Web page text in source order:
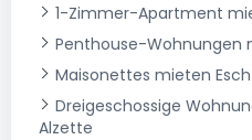
1-Zimmer-Apartment
Penthouse-Wohnungen
Maisonettes mieten
Dreigeschossige
Alzette